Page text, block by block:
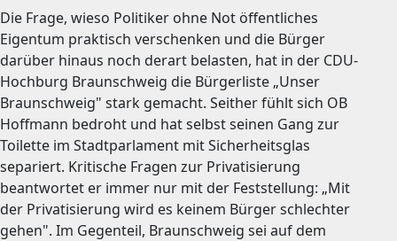
Die Frage, wieso Politiker ohne Not öffentliches
Eigentum praktisch verschenken und die Bürger
darüber hinaus noch derart belasten, hat in der CDU-
Hochburg Braunschweig die Bürgerliste „Unser
Braunschweig" stark gemacht. Seither fühlt sich OB
Hoffmann bedroht und hat selbst seinen Gang zur
Toilette im Stadtparlament mit Sicherheitsglas
separiert. Kritische Fragen zur Privatisierung
beantwortet er immer nur mit der Feststellung: „Mit
der Privatisierung wird es keinem Bürger schlechter
gehen". Im Gegenteil, Braunschweig sei auf dem